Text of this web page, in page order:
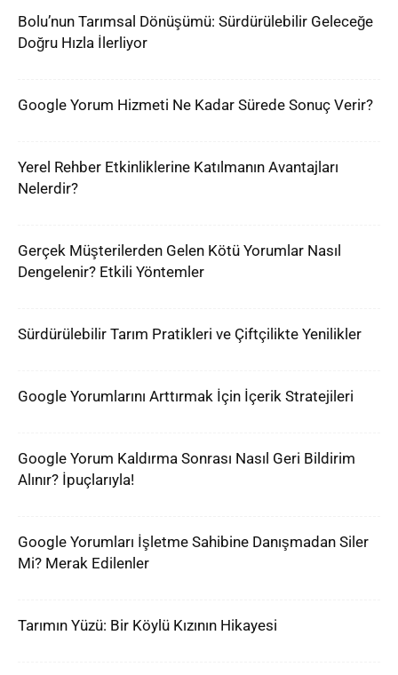
Bolu’nun Tarımsal Dönüşümü: Sürdürülebilir Geleceğe
Doğru Hızla İlerliyor
Google Yorum Hizmeti Ne Kadar Sürede Sonuç Verir?
Yerel Rehber Etkinliklerine Katılmanın Avantajları
Nelerdir?
Gerçek Müşterilerden Gelen Kötü Yorumlar Nasıl
Dengelenir? Etkili Yöntemler
Sürdürülebilir Tarım Pratikleri ve Çiftçilikte Yenilikler
Google Yorumlarını Arttırmak İçin İçerik Stratejileri
Google Yorum Kaldırma Sonrası Nasıl Geri Bildirim
Alınır? İpuçlarıyla!
Google Yorumları İşletme Sahibine Danışmadan Siler
Mi? Merak Edilenler
Tarımın Yüzü: Bir Köylü Kızının Hikayesi